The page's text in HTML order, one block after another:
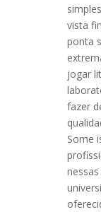
vista
ponta
jogar
fazer
Some